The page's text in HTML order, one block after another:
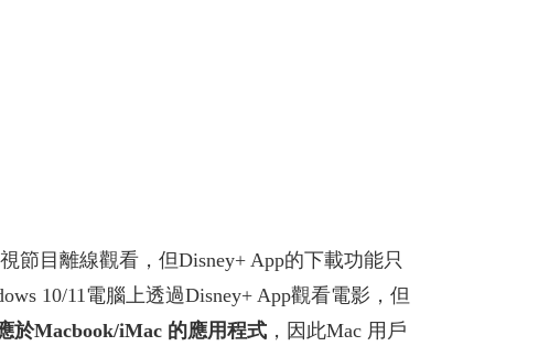
節目離線觀看，但Disney+ App的下載功能只
10/11電腦上透過Disney+ App觀看電影，但
於Macbook/iMac 的應用程式 ，因此Mac 用戶